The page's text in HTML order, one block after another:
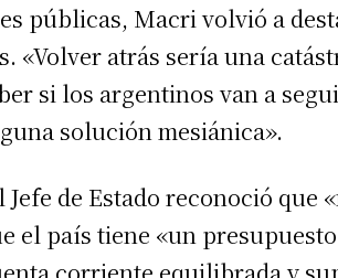
gratis
públicas, Macri volvió a
«Volver atrás sería una
si los argentinos van a
solución mesiánica».
de Estado reconoció que
el país tiene «un